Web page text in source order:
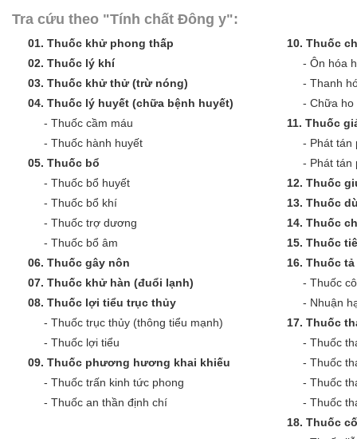
Tra cứu theo "Tính chất Đông y":
01. Thuốc khử phong thấp
02. Thuốc lý khí
03. Thuốc khử thử (trừ nóng)
04. Thuốc lý huyết (chữa bệnh huyết)
- Thuốc cầm máu
- Thuốc hành huyết
05. Thuốc bổ
- Thuốc bổ huyết
- Thuốc bổ khí
- Thuốc trợ dương
- Thuốc bổ âm
06. Thuốc gây nôn
07. Thuốc khử hàn (đuổi lạnh)
08. Thuốc lợi tiểu trục thủy
- Thuốc trục thủy (thông tiểu mạnh)
- Thuốc lợi tiểu
09. Thuốc phương hương khai khiếu
- Thuốc trấn kinh tức phong
- Thuốc an thần định chí
10. Thuốc
- Ôn hóa
- Thanh
- Chữa ho
11. Thuốc
- Phát tán
- Phát tán
12. Thuốc
13. Thuốc
14. Thuốc
15. Thuốc
16. Thuốc
- Thuốc
- Nhuận
17. Thuốc
- Thuốc
- Thuốc
- Thuốc
- Thuốc
18. Thuốc